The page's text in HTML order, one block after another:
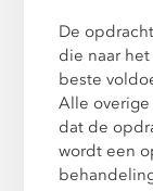
De
die naar
beste
Alle
dat de
wordt een